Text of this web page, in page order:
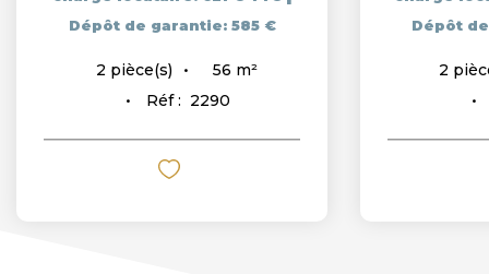
Dépôt de garantie: 585 €
2 pièce(s) 56 m²
Réf : 2290
Dépôt
2